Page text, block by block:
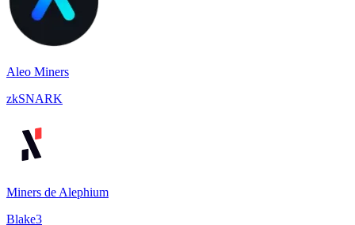
Aleo Miners
zkSNARK
Miners de Alephium
Blake3